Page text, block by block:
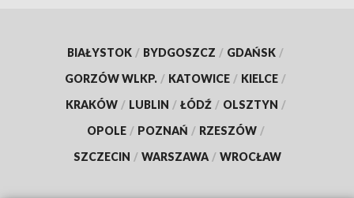
BIAŁYSTOK / BYDGOSZCZ / GDAŃSK /
GORZÓW WLKP. / KATOWICE / KIELCE /
KRAKÓW / LUBLIN / ŁÓDŹ / OLSZTYN /
OPOLE / POZNAŃ / RZESZÓW /
SZCZECIN / WARSZAWA / WROCŁAW